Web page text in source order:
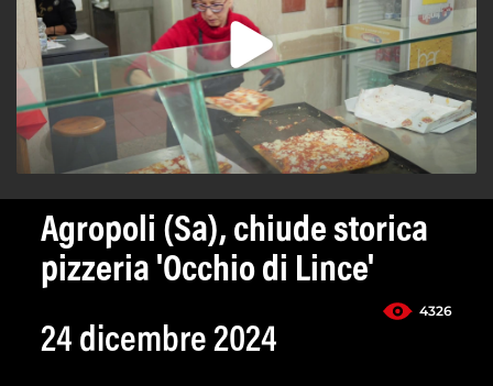
Agropoli (Sa), chiude storica
pizzeria 'Occhio di Lince'
4326
24 dicembre 2024